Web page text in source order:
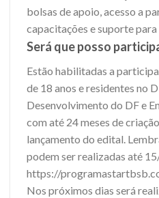
bolsas de apoio, acesso a
capacitações e suporte
Será que posso
Estão habilitadas a
de 18 anos e residentes no
Desenvolvimento do DF e
com até 24 meses de
lançamento do edital.
podem ser realizadas até
https://
Nos próximos dias será